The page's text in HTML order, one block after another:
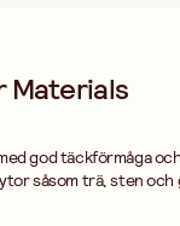
Materials
av ytor. Decor
såsom trä, sten och